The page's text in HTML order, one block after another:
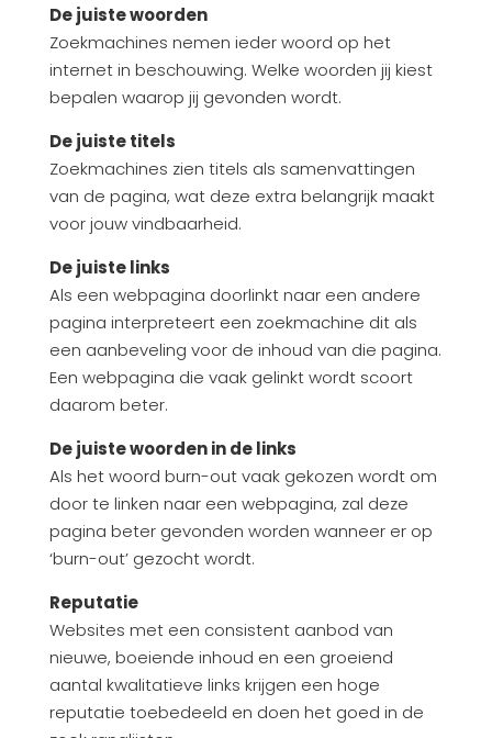
De juiste woorden
Zoekmachines nemen ieder woord op het
internet in beschouwing. Welke woorden jij kiest
bepalen waarop jij gevonden wordt.
De juiste titels
Zoekmachines zien titels als samenvattingen
van de pagina, wat deze extra belangrijk maakt
voor jouw vindbaarheid.
De juiste links
Als een webpagina doorlinkt naar een andere
pagina interpreteert een zoekmachine dit als
een aanbeveling voor de inhoud van die pagina.
Een webpagina die vaak gelinkt wordt scoort
daarom beter.
De juiste woorden in de links
Als het woord burn-out vaak gekozen wordt om
door te linken naar een webpagina, zal deze
pagina beter gevonden worden wanneer er op
‘burn-out’ gezocht wordt.
Reputatie
Websites met een consistent aanbod van
nieuwe, boeiende inhoud en een groeiend
aantal kwalitatieve links krijgen een hoge
reputatie toebedeeld en doen het goed in de